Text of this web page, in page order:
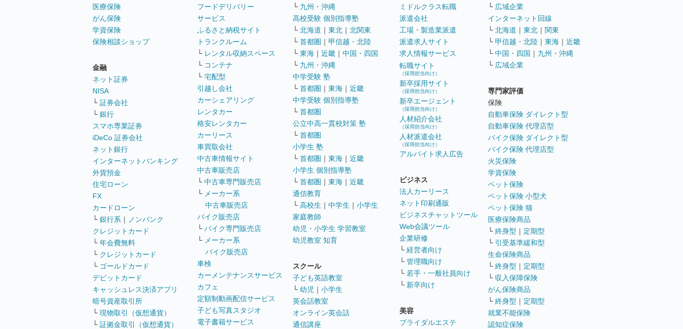
医療保険
がん保険
学資保険
保険相談ショップ
金融
ネット証券
NISA
└ 証券会社
└ 銀行
スマホ専業証券
iDeCo 証券会社
ネット銀行
インターネットバンキング
外貨預金
住宅ローン
FX
カードローン
└ 銀行系 ｜
ノンバンク
クレジットカード
└ 年会費無料
└ クレジットカード
└ ゴールドカード
デビットカード
キャッシュレス決済アプリ
暗号資産取引所
└ 現物取引（仮想通貨）
└ 証拠金取引（仮想通貨）
フードデリバリー
サービス
ふるさと納税サイト
トランクルーム
└ レンタル収納スペース
└ コンテナ
└ 宅配型
引越し会社
カーシェアリング
レンタカー
格安レンタカー
カーリース
車買取会社
中古車情報サイト
中古車販売店
└ 中古車専門販売店
└ メーカー系
中古車販売店
バイク販売店
└ バイク専門販売店
└ メーカー系
バイク販売店
車検
カーメンテナンスサービス
カフェ
定額制動画配信サービス
子ども写真スタジオ
電子書籍サービス
└ 九州・沖縄
高校受験 個別指導塾
└ 北海道 ｜ 東北 ｜ 北関東
└ 首都圏 ｜ 甲信越・北陸
└ 東海 ｜ 近畿 ｜ 中国・四国
└ 九州・沖縄
中学受験 塾
└ 首都圏 ｜ 東海 ｜ 近畿
中学受験 個別指導塾
└ 首都圏
公立中高一貫校対策 塾
└ 首都圏
小学生 塾
└ 首都圏 ｜ 東海 ｜ 近畿
小学生 個別指導塾
└ 首都圏 ｜ 東海 ｜ 近畿
通信教育
└ 高校生 ｜ 中学生 ｜ 小学生
家庭教師
幼児・小学生 学習教室
幼児教室 知育
スクール
子ども英語教室
└ 幼児 ｜ 小学生
英会話教室
オンライン英会話
通信講座
ミドルクラス転職
派遣会社
工場・製造業派遣
派遣求人サイト
求人情報サービス
転職サイト
（採用担当向け）
新卒採用サイト
（採用担当向け）
新卒エージェント
（採用担当向け）
人材紹介会社
（採用担当向け）
人材派遣会社
（採用担当向け）
アルバイト求人広告
ビジネス
法人カーリース
ネット印刷通販
ビジネスチャットツール
Web会議ツール
企業研修
└ 経営者向け
└ 管理職向け
└ 若手・一般社員向け
└ 新卒向け
美容
ブライダルエステ
└ 広域企業
インターネット回線
└ 北海道 ｜ 東北 ｜ 関東
└ 甲信越・北陸 ｜ 東海 ｜ 近畿
└ 中国・四国 ｜ 九州・沖縄
└ 広域企業
専門家評価
保険
自動車保険 ダイレクト型
自動車保険 代理店型
バイク保険 ダイレクト型
バイク保険 代理店型
火災保険
学資保険
ペット保険
ペット保険 小型犬
ペット保険 猫
医療保険商品
└ 終身型 ｜ 定期型
└ 引受基準緩和型
生命保険商品
└ 終身型 ｜ 定期型
└ 収入保障保険
がん保険商品
└ 終身型 ｜ 定期型
就業不能保険
認知症保険